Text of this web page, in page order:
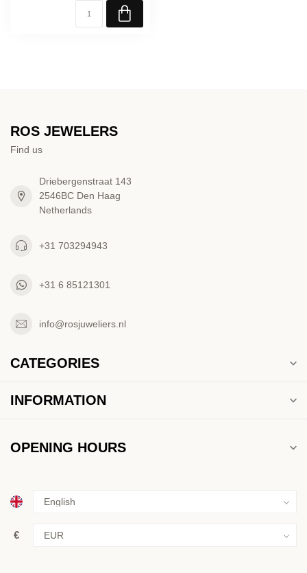
ROS JEWELERS
Find us
Driebergenstraat 143
2546BC Den Haag
Netherlands
+31 703294943
+31 6 85121301
info@rosjuweliers.nl
CATEGORIES
INFORMATION
OPENING HOURS
€